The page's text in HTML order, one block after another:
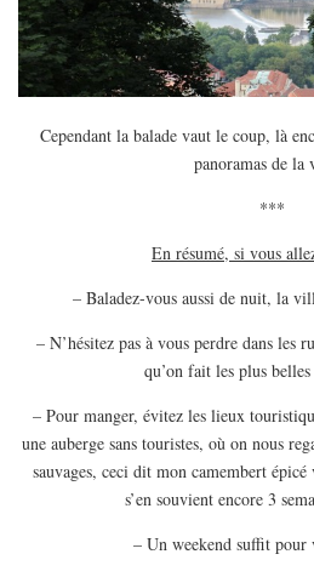
Cependant la balade vaut le coup, là
panoramas de la
***
En résumé, si vous
– Baladez-vous aussi de nuit, la
– N’hésitez pas à vous perdre dans les
qu’on fait les plus
– Pour manger, évitez les lieux
une auberge sans touristes, où on nous
sauvages, ceci dit mon camembert
s’en souvient encore 3
– Un weekend suffit